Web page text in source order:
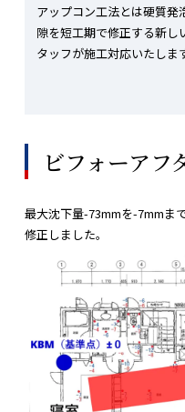
アップコン工法とは硬質
隙を短工期で修正する新し
タッフが施工対応いたしま
ビフォーアフ
最大沈下量-73mmを-7mmま
修正しました。